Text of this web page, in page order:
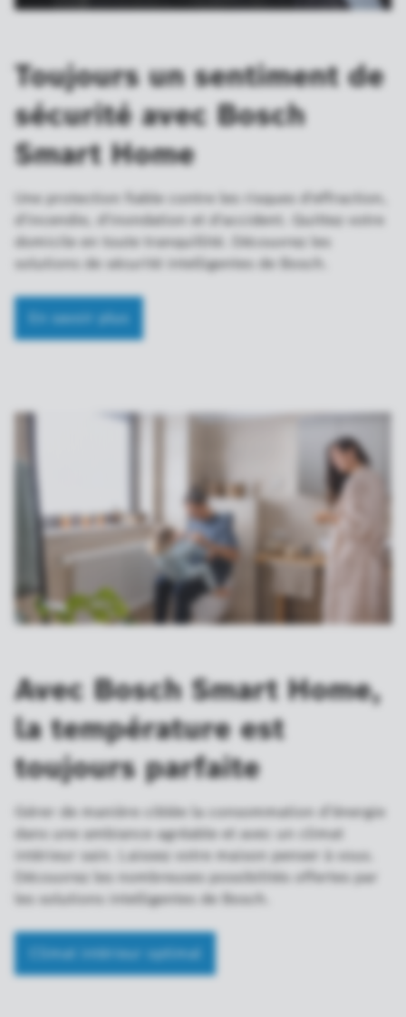
Toujours un sentiment de
sécurité avec Bosch
Smart Home
Une protection fiable contre les risques d'effraction,
d'incendie, d'inondation et d'accident. Quittez votre
domicile en toute tranquillité. Découvrez les
solutions de sécurité intelligentes de Bosch.
En savoir plus
Avec Bosch Smart Home,
la température est
toujours parfaite
Gérer de manière ciblée la consommation d’énergie
dans une ambiance agréable et avec un climat
intérieur sain. Laissez votre maison penser à vous.
Découvrez les nombreuses possibilités offertes par
les solutions intelligentes de Bosch.
Climat intérieur optimal